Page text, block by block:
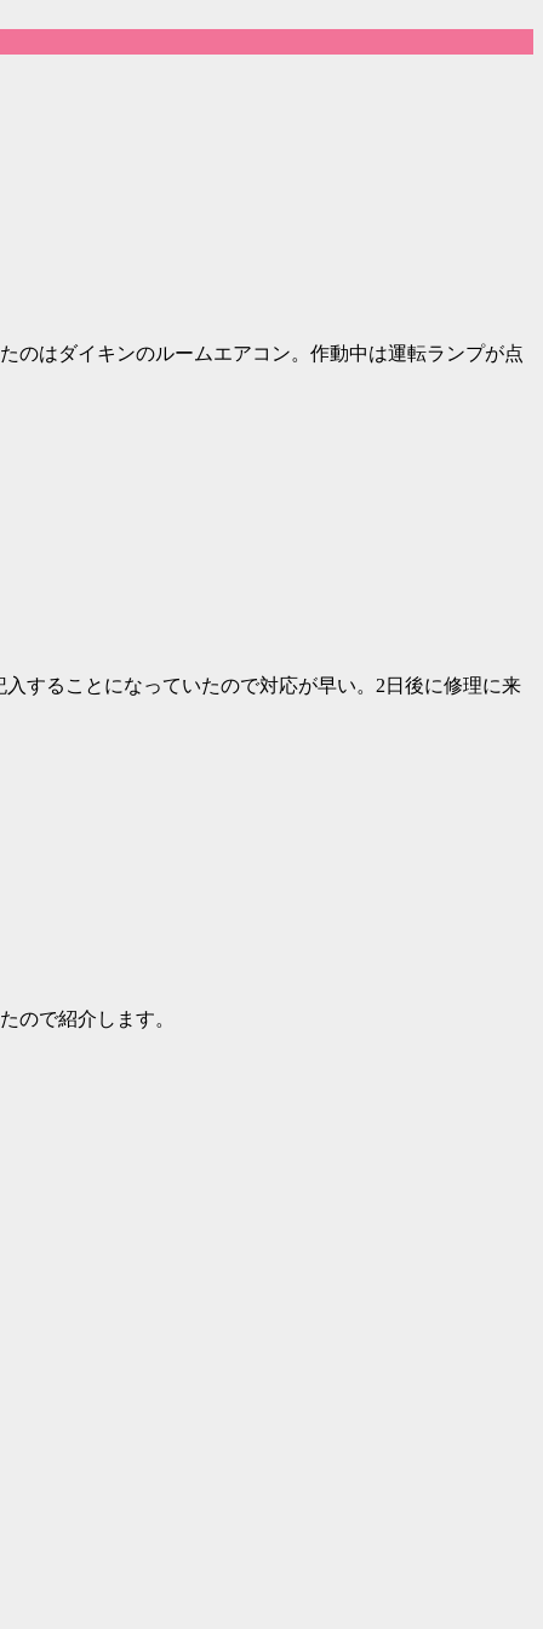
のはダイキンのルームエアコン。作動中は運転ランプが点
することになっていたので対応が早い。2日後に修理に来
ので紹介します。